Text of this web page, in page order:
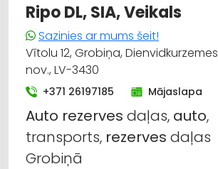
Ripo DL, SIA, Veikals
Sazinies ar mums šeit!
Vītolu 12, Grobiņa, Dienvidkurzemes
nov., LV-3430
+371 26197185 Mājaslapa
Auto rezerves daļas, auto,
transports, rezerves daļas
Grobiņā